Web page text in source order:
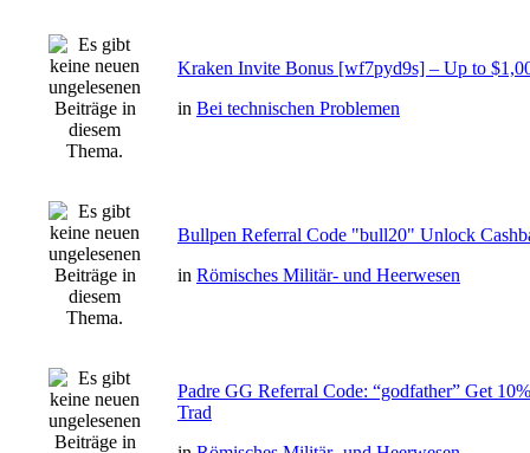
Kraken Invite Bonus [wf7pyd9s] – Up to
in Bei technischen Problemen
Bullpen Referral Code "bull20" Unlock
in Römisches Militär- und Heerwesen
Padre GG Referral Code: “godfather” Get
Trad